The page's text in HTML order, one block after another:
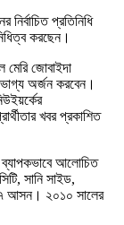
প্রতিনিধি
করছেন।
মেরি জোবাইদা
অর্জন করবেন।
খবর প্রকাশিত
ব্যাপকভাবে আলোচিত
সানি সাইড,
আসন। ২০১০ সালের